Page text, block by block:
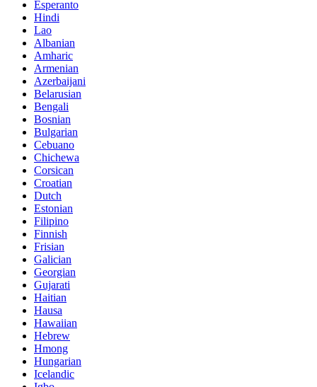
Esperanto
Hindi
Lao
Albanian
Amharic
Armenian
Azerbaijani
Belarusian
Bengali
Bosnian
Bulgarian
Cebuano
Chichewa
Corsican
Croatian
Dutch
Estonian
Filipino
Finnish
Frisian
Galician
Georgian
Gujarati
Haitian
Hausa
Hawaiian
Hebrew
Hmong
Hungarian
Icelandic